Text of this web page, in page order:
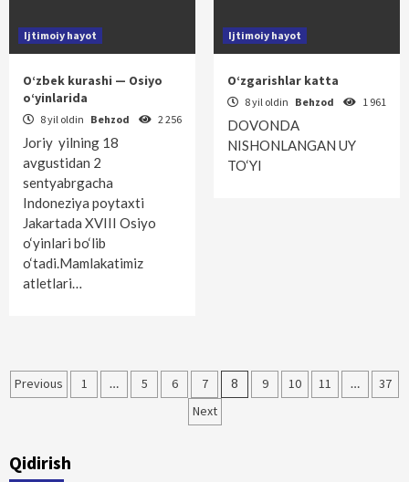
Ijtimoiy hayot
O‘zbek kurashi — Osiyo
o‘yinlarida
8 yil oldin Behzod 2 256
Joriy yilning 18
avgustidan 2
sentyabrgacha
Indoneziya poytaxti
Jakartada XVIII Osiyo
o‘yinlari bo‘lib
o‘tadi.Mamlakatimiz
atletlari…
Ijtimoiy hayot
O‘zgarishlar katta
8 yil oldin Behzod 1 961
DOVONDA
NISHONLANGAN UY
TO‘YI
Maqolalar
Previous 1 … 5 6 7 8 9 10 11 …
37
Next
Qidirish